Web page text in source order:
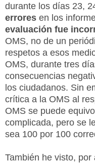
durante los días 23,
errores en los
evaluación fue
OMS, no de un
respetos a esos
OMS, durante tres
consecuencias
los ciudadanos. Sin
crítica a la OMS al
OMS se puede
complicada, pero se
sea 100 por 100
También he visto,